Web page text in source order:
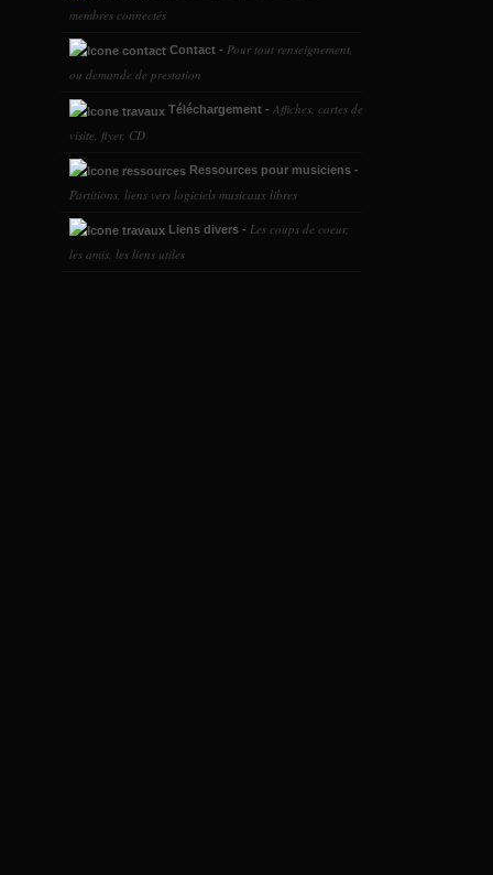
membres connectés
Contact - Pour tout renseignement,
ou demande de prestation
Téléchargement - Affiches, cartes de
visite, flyer, CD
Ressources pour musiciens -
Partitions, liens vers logiciels musicaux libres
Liens divers - Les coups de coeur,
les amis, les liens utiles